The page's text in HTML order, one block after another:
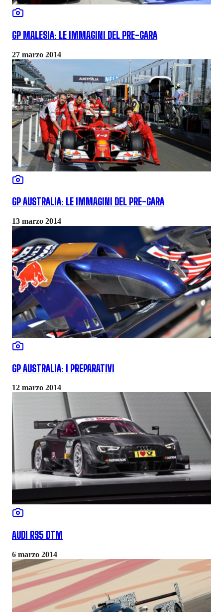
GP MALESIA: LE IMMAGINI DEL PRE-GARA
27 marzo 2014
GP AUSTRALIA: LE IMMAGINI DEL PRE-GARA
13 marzo 2014
GP AUSTRALIA: I PREPARATIVI
12 marzo 2014
AUDI RS5 DTM
6 marzo 2014